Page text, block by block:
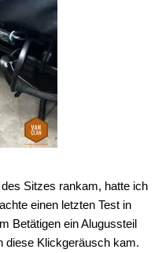
Sitzes rankam, hatte ich
einen letzten Test in
Betätigen ein Alugussteil
diese Klickgeräusch kam.